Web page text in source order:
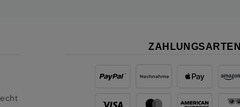
ZAHLUNGSARTEN